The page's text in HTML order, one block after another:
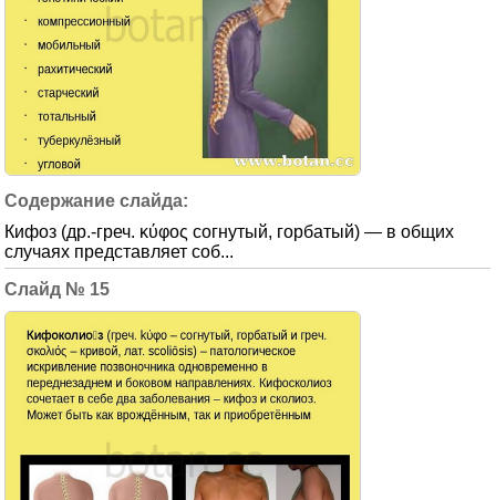
Кифоз (др.-греч. κύφος согнутый, горбатый) — в общих
случаях представляет соб...
15